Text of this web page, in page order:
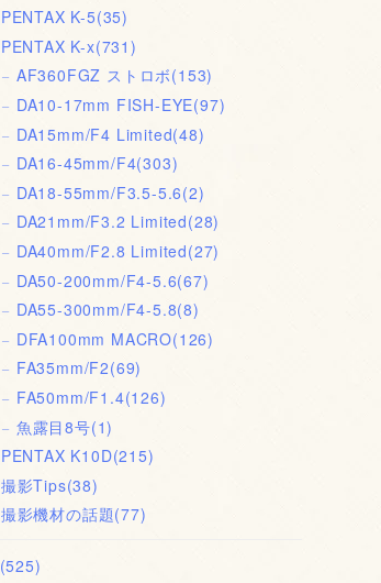
PENTAX K-5(35)
PENTAX K-x(731)
AF360FGZ ストロボ(153)
DA10-17mm FISH-EYE(97)
DA15mm/F4 Limited(48)
DA16-45mm/F4(303)
DA18-55mm/F3.5-5.6(2)
DA21mm/F3.2 Limited(28)
DA40mm/F2.8 Limited(27)
DA50-200mm/F4-5.6(67)
DA55-300mm/F4-5.8(8)
DFA100mm MACRO(126)
FA35mm/F2(69)
FA50mm/F1.4(126)
魚露目8号(1)
PENTAX K10D(215)
撮影Tips(38)
撮影機材の話題(77)
(525)